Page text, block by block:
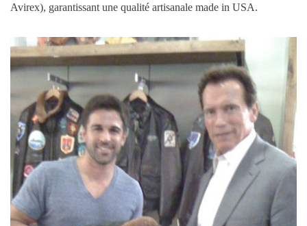
Avirex), garantissant une qualité artisanale made in USA.